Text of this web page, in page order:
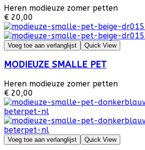
Heren modieuze zomer petten
€ 20,00
Voeg toe aan verlanglijst Quick View
MODIEUZE SMALLE PET
Heren modieuze zomer petten
€ 20,00
Voeg toe aan verlanglijst Quick View